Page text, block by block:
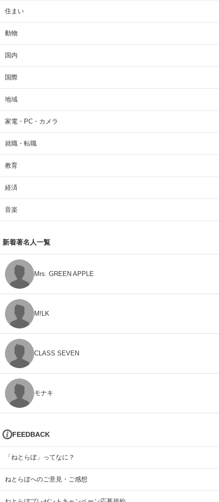
住まい
動物
国内
国際
地域
家電・PC・カメラ
就職・転職
教育
経済
音楽
新着著名人一覧
Mrs. GREEN APPLE
M!LK
CLASS SEVEN
モナキ
FEEDBACK
「ねとらぼ」ってなに？
ねとらぼへのご意見・ご感想